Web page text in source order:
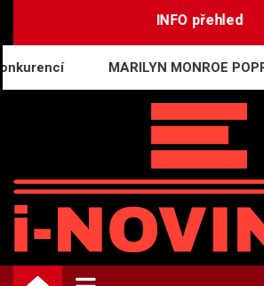
INFO přehled
MARILYN MONROE POPRVÉ NA
i-NOVINÁŘ
Mediální komunikace a press relations